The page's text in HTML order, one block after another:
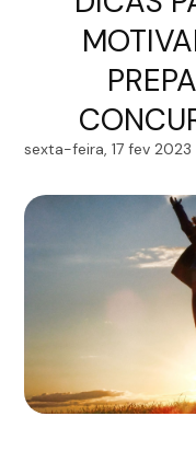
sexta-feira, 17 fev 2023